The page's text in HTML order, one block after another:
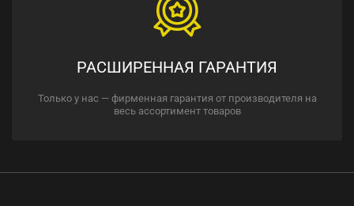
РАСШИРЕННАЯ ГАРАНТИЯ
Только у нас — фирменная гарантия от производителя на
весь ассортимент товаров